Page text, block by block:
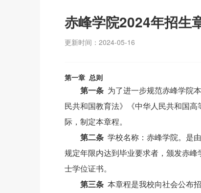
赤峰学院2024年招生
更新时间：2024-05-16
第一章 总则
第一条 为了进一步规范赤峰学院
民共和国教育法》《中华人民共和国
际，制定本章程。
第二条 学校名称：赤峰学院。是
规定年限内达到毕业要求者，颁发赤
士学位证书。
第三条 本章程是我校向社会公布